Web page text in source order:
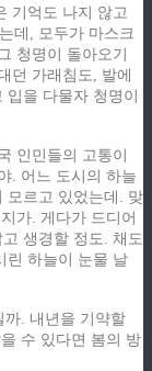
기억도 나지 않고
데, 모두가 마스크
청명이 돌아오기
던 가래침도, 발에
을 다물자 청명이
인민들의 고통이
. 어느 도시의 하늘
모르고 있었는데. 맞
가. 게다가 드디어
생경할 정도. 채도
린 하늘이 눈물 날
까. 내년을 기약할
수 있다면 봄의 방